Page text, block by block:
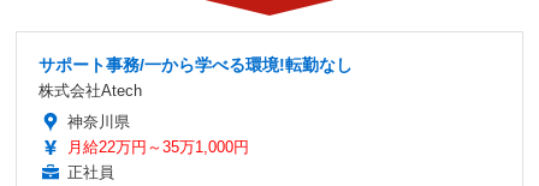
サポート事務/一から学べる環境!転勤なし
株式会社Atech
神奈川県
月給22万円～35万1,000円
正社員